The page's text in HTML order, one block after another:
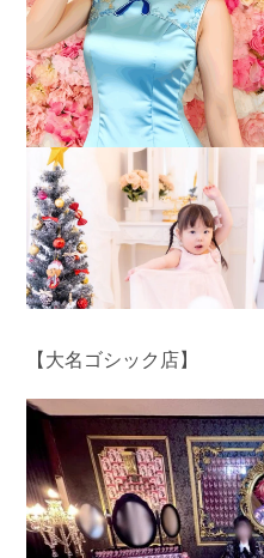
【大名ゴシック店】